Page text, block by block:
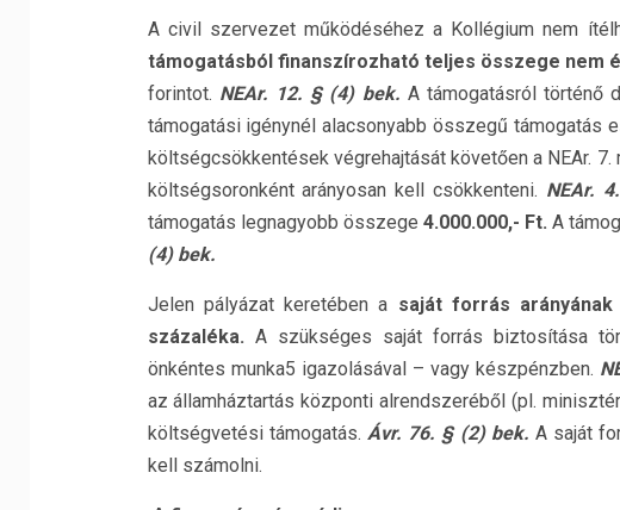
A civil szervezet működéséhez a Kollégium nem
támogatásból finanszírozható teljes összege nem
forintot. NEAr. 12. § (4) bek. A támogatásról történő
támogatási igénynél alacsonyabb összegű támogatás
költségcsökkentések végrehajtását követően a NEAr.
költségsoronként arányosan kell csökkenteni. NEAr.
támogatás legnagyobb összege 4.000.000,- Ft. A
(4) bek.
Jelen pályázat keretében a saját forrás
százaléka. A szükséges saját forrás biztosítása
önkéntes munka5 igazolásával – vagy készpénzben.
az államháztartás központi alrendszeréből (pl.
költségvetési támogatás. Ávr. 76. § (2) bek.A saját
kell számolni.